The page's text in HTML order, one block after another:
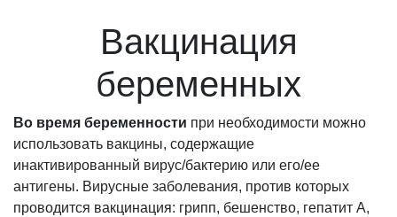
Вакцинация
беременных
Во время беременности при необходимости можно
использовать вакцины, содержащие
инактивированный вирус/бактерию или его/ее
антигены. Вирусные заболевания, против которых
проводится вакцинация: грипп, бешенство, гепатит А,